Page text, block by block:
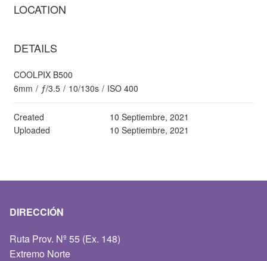
LOCATION
DETAILS
COOLPIX B500
6mm / ƒ/3.5 / 10/130s / ISO 400
Created
10 Septiembre, 2021
Uploaded
10 Septiembre, 2021
DIRECCIÓN
Ruta Prov. Nº 55 (Ex. 148)
Extremo Norte